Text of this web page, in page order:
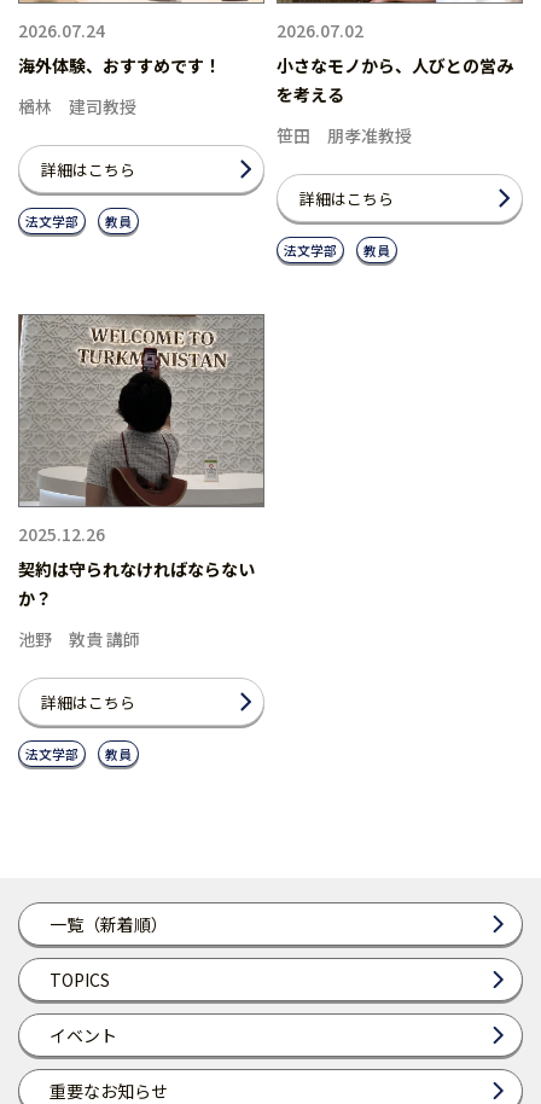
一覧（新着順）
TOPICS
イベント
重要なお知らせ
2026.07.24
海外体験、おすすめです！
楢林 建司教授
詳細はこちら
法文学部 教員
2026.07.02
小さなモノから、人びとの営み
を考える
笹田 朋孝准教授
詳細はこちら
法文学部 教員
2025.12.26
契約は守られなければならない
か？
池野 敦貴 講師
詳細はこちら
法文学部 教員